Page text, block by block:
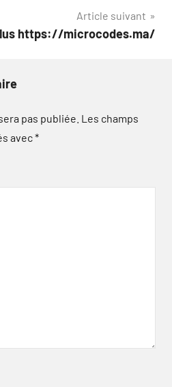
Article suivant
https://microcodes.ma/
pas publiée. Les champs
avec*